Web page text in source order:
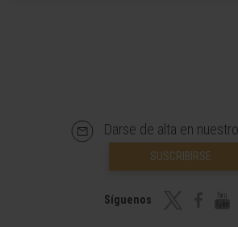
Darse de alta en
SUSCRIBIRSE
Síguenos